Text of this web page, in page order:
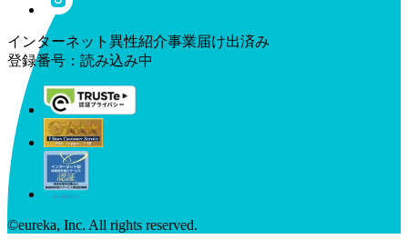
インターネット異性紹介事業届け出済み
登録番号： 読み込み中
©︎eureka, Inc. All rights reserved.